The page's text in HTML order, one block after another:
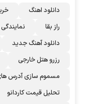
دانلود اهنگ
راز بقا
دانلود آهنگ جدید
رزرو هتل خارجی
مسموم سازی آدرس
تحلیل قیمت کاردانو